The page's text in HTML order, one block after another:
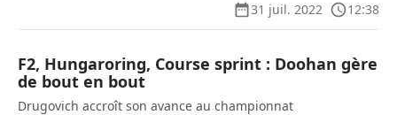
31 juil. 2022
12:38
F2, Hungaroring, Course sprint : Doohan gère
de bout en bout
Drugovich accroît son avance au championnat